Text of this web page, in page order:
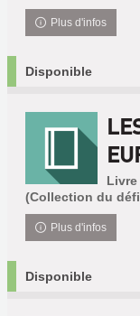
Plus d'infos
Disponible
Livre
(Collection du
Plus d'infos
Disponible